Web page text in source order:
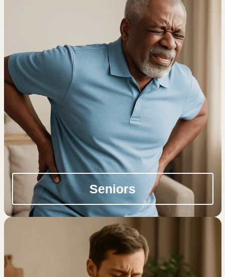
Seniors